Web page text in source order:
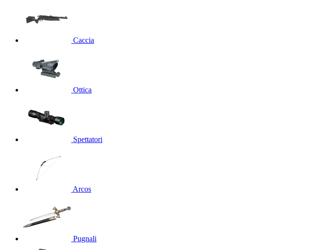
Caccia
Ottica
Spettatori
Arcos
Pugnali